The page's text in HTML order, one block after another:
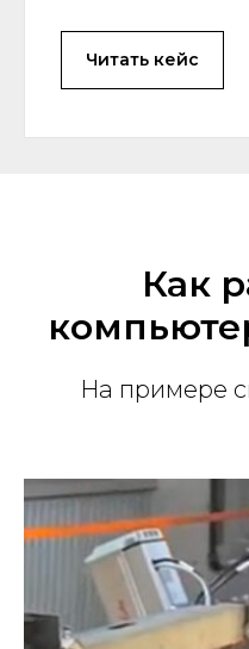
Читать кейс
Как
На примере